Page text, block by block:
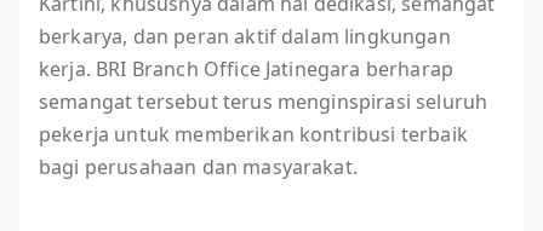
berkarya, dan peran aktif dalam lingkungan
kerja. BRI Branch Office Jatinegara berharap
semangat tersebut terus menginspirasi seluruh
pekerja untuk memberikan kontribusi terbaik
bagi perusahaan dan masyarakat.